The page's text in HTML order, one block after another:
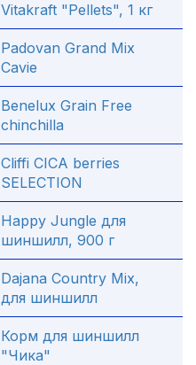
Vitakraft "Pellets", 1 кг
Padovan Grand Mix
Сavie
Benelux Grain Free
chinchilla
Cliffi CICA berries
SELECTION
Happy Jungle для
шиншилл, 900 г
Dajana Country Mix,
для шиншилл
Корм для шиншилл
"Чика"